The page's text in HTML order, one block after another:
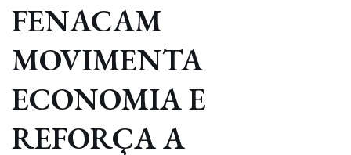
FENACAM
MOVIMENTA
ECONOMIA E
REFORÇA A